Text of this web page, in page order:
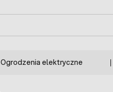
Ogrodzenia elektryczne